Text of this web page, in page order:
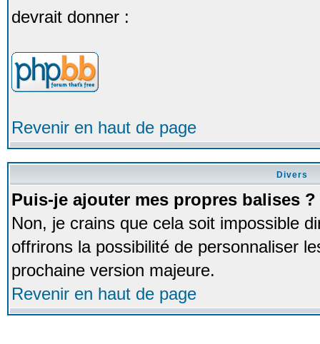
devrait donner :
Revenir en haut de page
Divers
Puis-je ajouter mes propres balises ?
Non, je crains que cela soit impossible
offrirons la possibilité de personnaliser
prochaine version majeure.
Revenir en haut de page